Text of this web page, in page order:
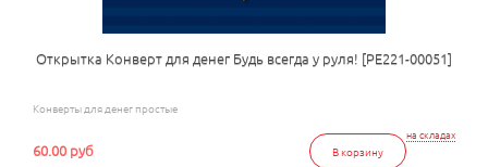
Открытка Конверт для денег Будь всегда у руля! [РЕ221-00051]
Конверты для денег простые
на складах
В корзину
60.00 руб